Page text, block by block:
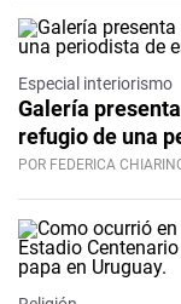
Especial interiorismo
Galería
refugio de una
POR FEDERICA